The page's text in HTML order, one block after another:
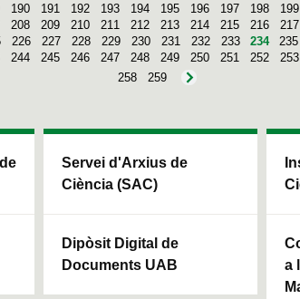
190 191 192 193 194 195 196 197 198 199
208 209 210 211 212 213 214 215 216 217
226 227 228 229 230 231 232 233 234 235
244 245 246 247 248 249 250 251 252 253
258
259
Servei d'Arxius de
Ciència (SAC)
Dipòsit Digital de
Documents UAB
a